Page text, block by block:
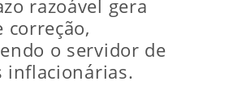
razoável gera
correção,
o servidor de
inflacionárias.